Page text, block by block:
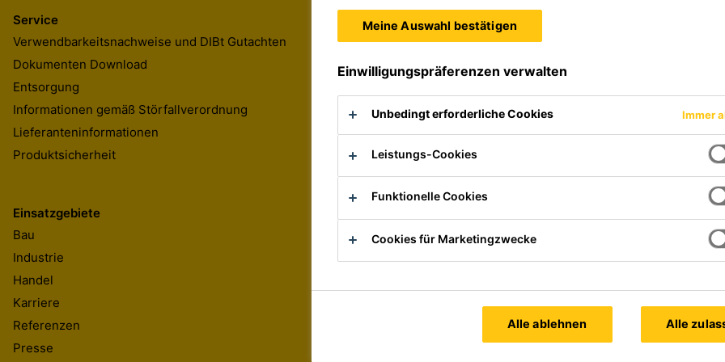
Service
Verwendbarkeitsnachweise und DIBt Gutachten
Dokumenten Download
Entsorgung
Informationen gemäß Störfallverordnung
Lieferanteninformationen
Produktsicherheit
Einsatzgebiete
Bau
Industrie
Handel
Karriere
Referenzen
Presse
Meine Auswahl bestätigen
Einwilligungspräferenzen verwalten
Unbedingt erforderliche Cookies Immer
Leistungs-Cookies
Funktionelle Cookies
Cookies für Marketingzwecke
Alle ablehnen Alle